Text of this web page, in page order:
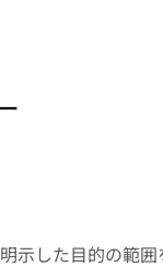
示した目的の範